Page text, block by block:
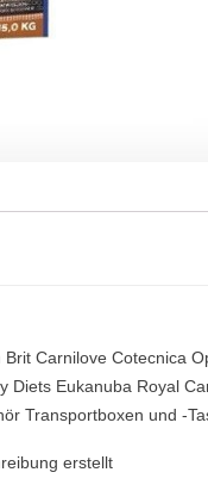
Carnilove Cotecnica
Diets Eukanuba Royal
Transportboxen und -
erstellt